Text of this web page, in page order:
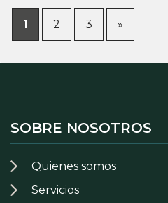
1 2 3 »
SOBRE NOSOTROS
Quienes somos
Servicios